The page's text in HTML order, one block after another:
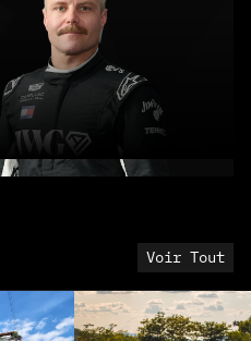
Voir Tout